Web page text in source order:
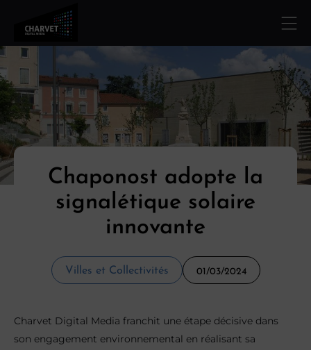
Chaponost adopte la
signalétique solaire
innovante
Villes et Collectivités 01/03/2024
Charvet Digital Media franchit une étape décisive dans
son engagement environnemental en réalisant sa